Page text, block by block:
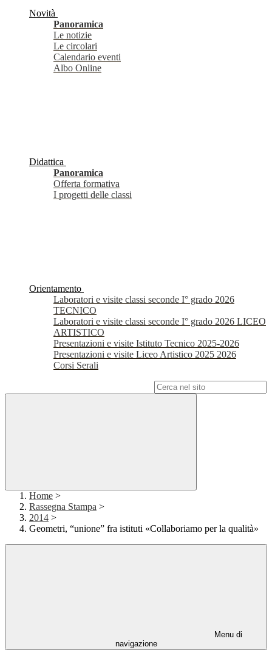
Novità
Panoramica
Le notizie
Le circolari
Calendario eventi
Albo Online
Didattica
Panoramica
Offerta formativa
I progetti delle classi
Orientamento
Laboratori e visite classi seconde I° grado 2026
TECNICO
Laboratori e visite classi seconde I° grado 2026 LICEO
ARTISTICO
Presentazioni e visite Istituto Tecnico 2025-2026
Presentazioni e visite Liceo Artistico 2025 2026
Corsi Serali
Home >
Rassegna Stampa >
2014 >
Geometri, “unione” fra istituti «Collaboriamo per la qualità»
Menu di
navigazione